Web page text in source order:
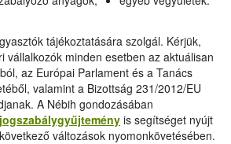
tájékoztatására szolgál. Kérjük,
vállalkozók minden esetben az aktuálisan
az Európai Parlament és a Tanács
valamint a Bizottság 231/2012/EU
A Nébih gondozásában
jogszabálygyűjtemény is segítséget nyújt
változások nyomonkövetésében.